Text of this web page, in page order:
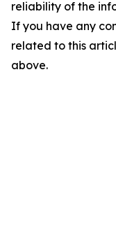
reliability of the
If you have any
related to this
above.